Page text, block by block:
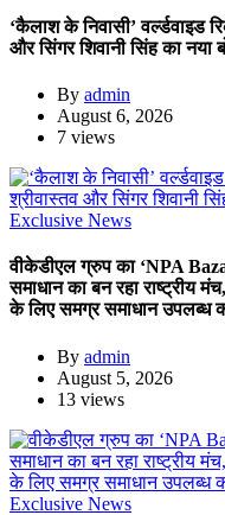
‘कैलाश के निवासी’ वर्ल्डवाइड
और सिंगर शिवानी सिंह का नया
By admin
August 6, 2026
7 views
Exclusive News
वीकेडीएल ग्रुप का ‘NPA
समाधान का बन रहा राष्ट्रीय
के लिए समग्र समाधान उपलब्ध
By admin
August 5, 2026
13 views
Exclusive News